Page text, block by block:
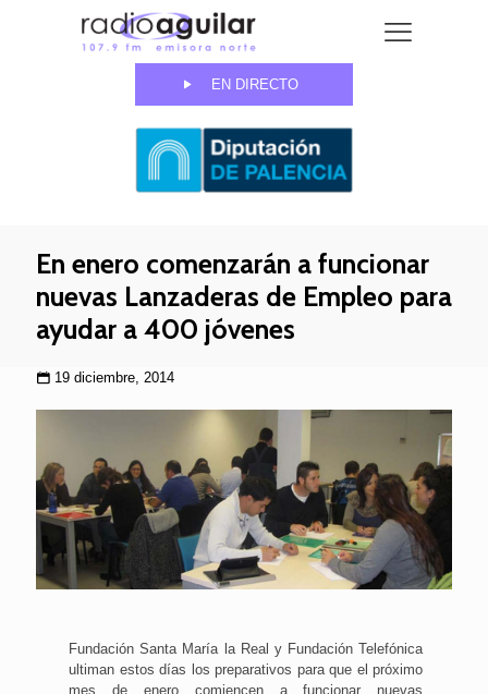
EN DIRECTO
En enero comenzarán a funcionar
nuevas Lanzaderas de Empleo para
ayudar a 400 jóvenes
19 diciembre, 2014
Fundación Santa María la Real y Fundación Telefónica
ultiman estos días los preparativos para que el próximo
mes de enero comiencen a funcionar nuevas